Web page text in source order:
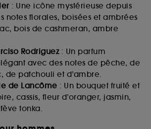
: Une icône mystérieuse depuis
notes florales, boisées et ambrées
bois de cashmeran, ambre
Rodriguez: Un parfum
avec des notes de pêche, de
de patchouli et d’ambre.
de Lancôme : Un bouquet fruité et
cassis, fleur d’oranger, jasmin,
tonka.